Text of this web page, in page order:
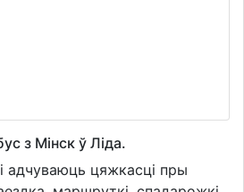
з Мінск ў Ліда.
адчуваюць цяжкасці пры